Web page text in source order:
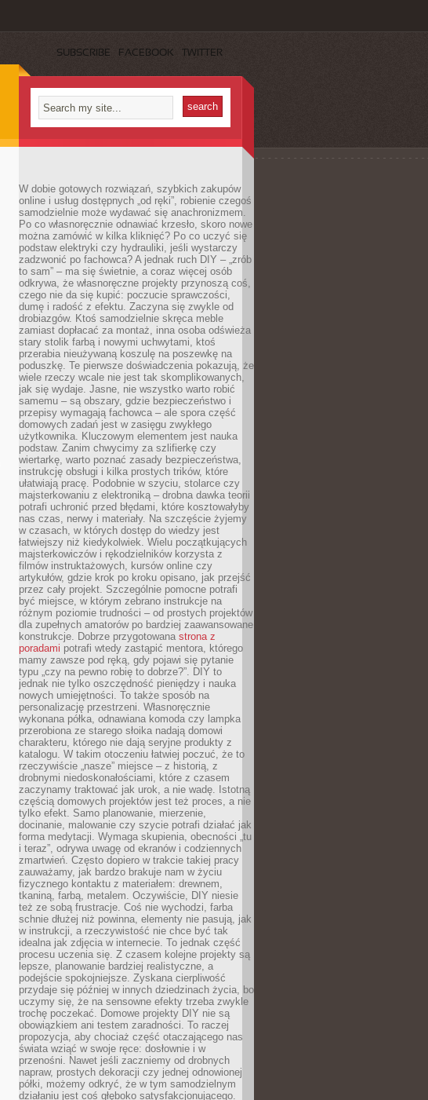
SUBSCRIBE FACEBOOK TWITTER
W dobie gotowych rozwiązań, szybkich zakupów
online i usług dostępnych „od ręki”, robienie czegoś
samodzielnie może wydawać się anachronizmem.
Po co własnoręcznie odnawiać krzesło, skoro nowe
można zamówić w kilka kliknięć? Po co uczyć się
podstaw elektryki czy hydrauliki, jeśli wystarczy
zadzwonić po fachowca? A jednak ruch DIY – „zrób
to sam” – ma się świetnie, a coraz więcej osób
odkrywa, że własnoręczne projekty przynoszą coś,
czego nie da się kupić: poczucie sprawczości,
dumę i radość z efektu. Zaczyna się zwykle od
drobiazgów. Ktoś samodzielnie skręca meble
zamiast dopłacać za montaż, inna osoba odświeża
stary stolik farbą i nowymi uchwytami, ktoś
przerabia nieużywaną koszulę na poszewkę na
poduszkę. Te pierwsze doświadczenia pokazują, że
wiele rzeczy wcale nie jest tak skomplikowanych,
jak się wydaje. Jasne, nie wszystko warto robić
samemu – są obszary, gdzie bezpieczeństwo i
przepisy wymagają fachowca – ale spora część
domowych zadań jest w zasięgu zwykłego
użytkownika. Kluczowym elementem jest nauka
podstaw. Zanim chwycimy za szlifierkę czy
wiertarkę, warto poznać zasady bezpieczeństwa,
instrukcję obsługi i kilka prostych trików, które
ułatwiają pracę. Podobnie w szyciu, stolarce czy
majsterkowaniu z elektroniką – drobna dawka teorii
potrafi uchronić przed błędami, które kosztowałyby
nas czas, nerwy i materiały. Na szczęście żyjemy
w czasach, w których dostęp do wiedzy jest
łatwiejszy niż kiedykolwiek. Wielu początkujących
majsterkowiczów i rękodzielników korzysta z
filmów instruktażowych, kursów online czy
artykułów, gdzie krok po kroku opisano, jak przejść
przez cały projekt. Szczególnie pomocne potrafi
być miejsce, w którym zebrano instrukcje na
różnym poziomie trudności – od prostych projektów
dla zupełnych amatorów po bardziej zaawansowane
konstrukcje. Dobrze przygotowana strona z
poradami potrafi wtedy zastąpić mentora, którego
mamy zawsze pod ręką, gdy pojawi się pytanie
typu „czy na pewno robię to dobrze?”. DIY to
jednak nie tylko oszczędność pieniędzy i nauka
nowych umiejętności. To także sposób na
personalizację przestrzeni. Własnoręcznie
wykonana półka, odnawiana komoda czy lampka
przerobiona ze starego słoika nadają domowi
charakteru, którego nie dają seryjne produkty z
katalogu. W takim otoczeniu łatwiej poczuć, że to
rzeczywiście „nasze” miejsce – z historią, z
drobnymi niedoskonałościami, które z czasem
zaczynamy traktować jak urok, a nie wadę. Istotną
częścią domowych projektów jest też proces, a nie
tylko efekt. Samo planowanie, mierzenie,
docinanie, malowanie czy szycie potrafi działać jak
forma medytacji. Wymaga skupienia, obecności „tu
i teraz”, odrywa uwagę od ekranów i codziennych
zmartwień. Często dopiero w trakcie takiej pracy
zauważamy, jak bardzo brakuje nam w życiu
fizycznego kontaktu z materiałem: drewnem,
tkaniną, farbą, metalem. Oczywiście, DIY niesie
też ze sobą frustracje. Coś nie wychodzi, farba
schnie dłużej niż powinna, elementy nie pasują, jak
w instrukcji, a rzeczywistość nie chce być tak
idealna jak zdjęcia w internecie. To jednak część
procesu uczenia się. Z czasem kolejne projekty są
lepsze, planowanie bardziej realistyczne, a
podejście spokojniejsze. Zyskana cierpliwość
przydaje się później w innych dziedzinach życia, bo
uczymy się, że na sensowne efekty trzeba zwykle
trochę poczekać. Domowe projekty DIY nie są
obowiązkiem ani testem zaradności. To raczej
propozycja, aby chociaż część otaczającego nas
świata wziąć w swoje ręce: dosłownie i w
przenośni. Nawet jeśli zaczniemy od drobnych
napraw, prostych dekoracji czy jednej odnowionej
półki, możemy odkryć, że w tym samodzielnym
działaniu jest coś głęboko satysfakcjonującego.